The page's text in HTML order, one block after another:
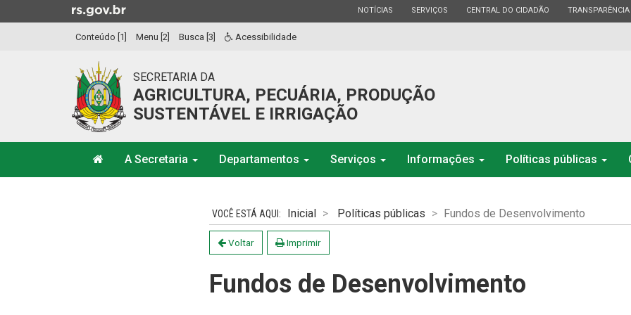
para
Ir
a
ESTADO
NOTÍCIAS ESTADO
SERVIÇOS ESTADO
CENTRAL DO CIDADÃO ESTADO
TRANSPARÊNCIA
Conteúdo [1] Menu [2] Busca [3] Acessibilidade
SECRETARIA DA
AGRICULTURA, PECUÁRIA, PRODUÇÃO
SUSTENTÁVEL E IRRIGAÇÃO
A Secretaria Departamentos Serviços Informações Políticas públicas
Inicial Políticas públicas Fundos de Desenvolvimento
Voltar Imprimir
Fundos de Desenvolvimento